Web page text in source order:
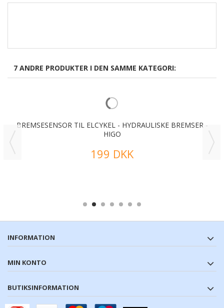
7 ANDRE PRODUKTER I DEN SAMME KATEGORI:
BREMSESENSOR TIL ELCYKEL - HYDRAULISKE BREMSER -
HIGO
199 DKK
INFORMATION
MIN KONTO
BUTIKSINFORMATION